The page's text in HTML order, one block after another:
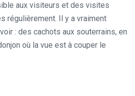
aux visiteurs et des visites
régulièrement. Il y a vraiment
: des cachots aux souterrains, en
où la vue est à couper le